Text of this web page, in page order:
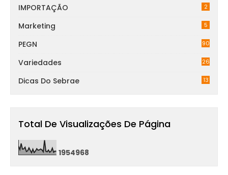
IMPORTAÇÃO 2
Marketing 5
PEGN 90
Variedades 26
Dicas Do Sebrae 13
Total De Visualizações De Página
1954968